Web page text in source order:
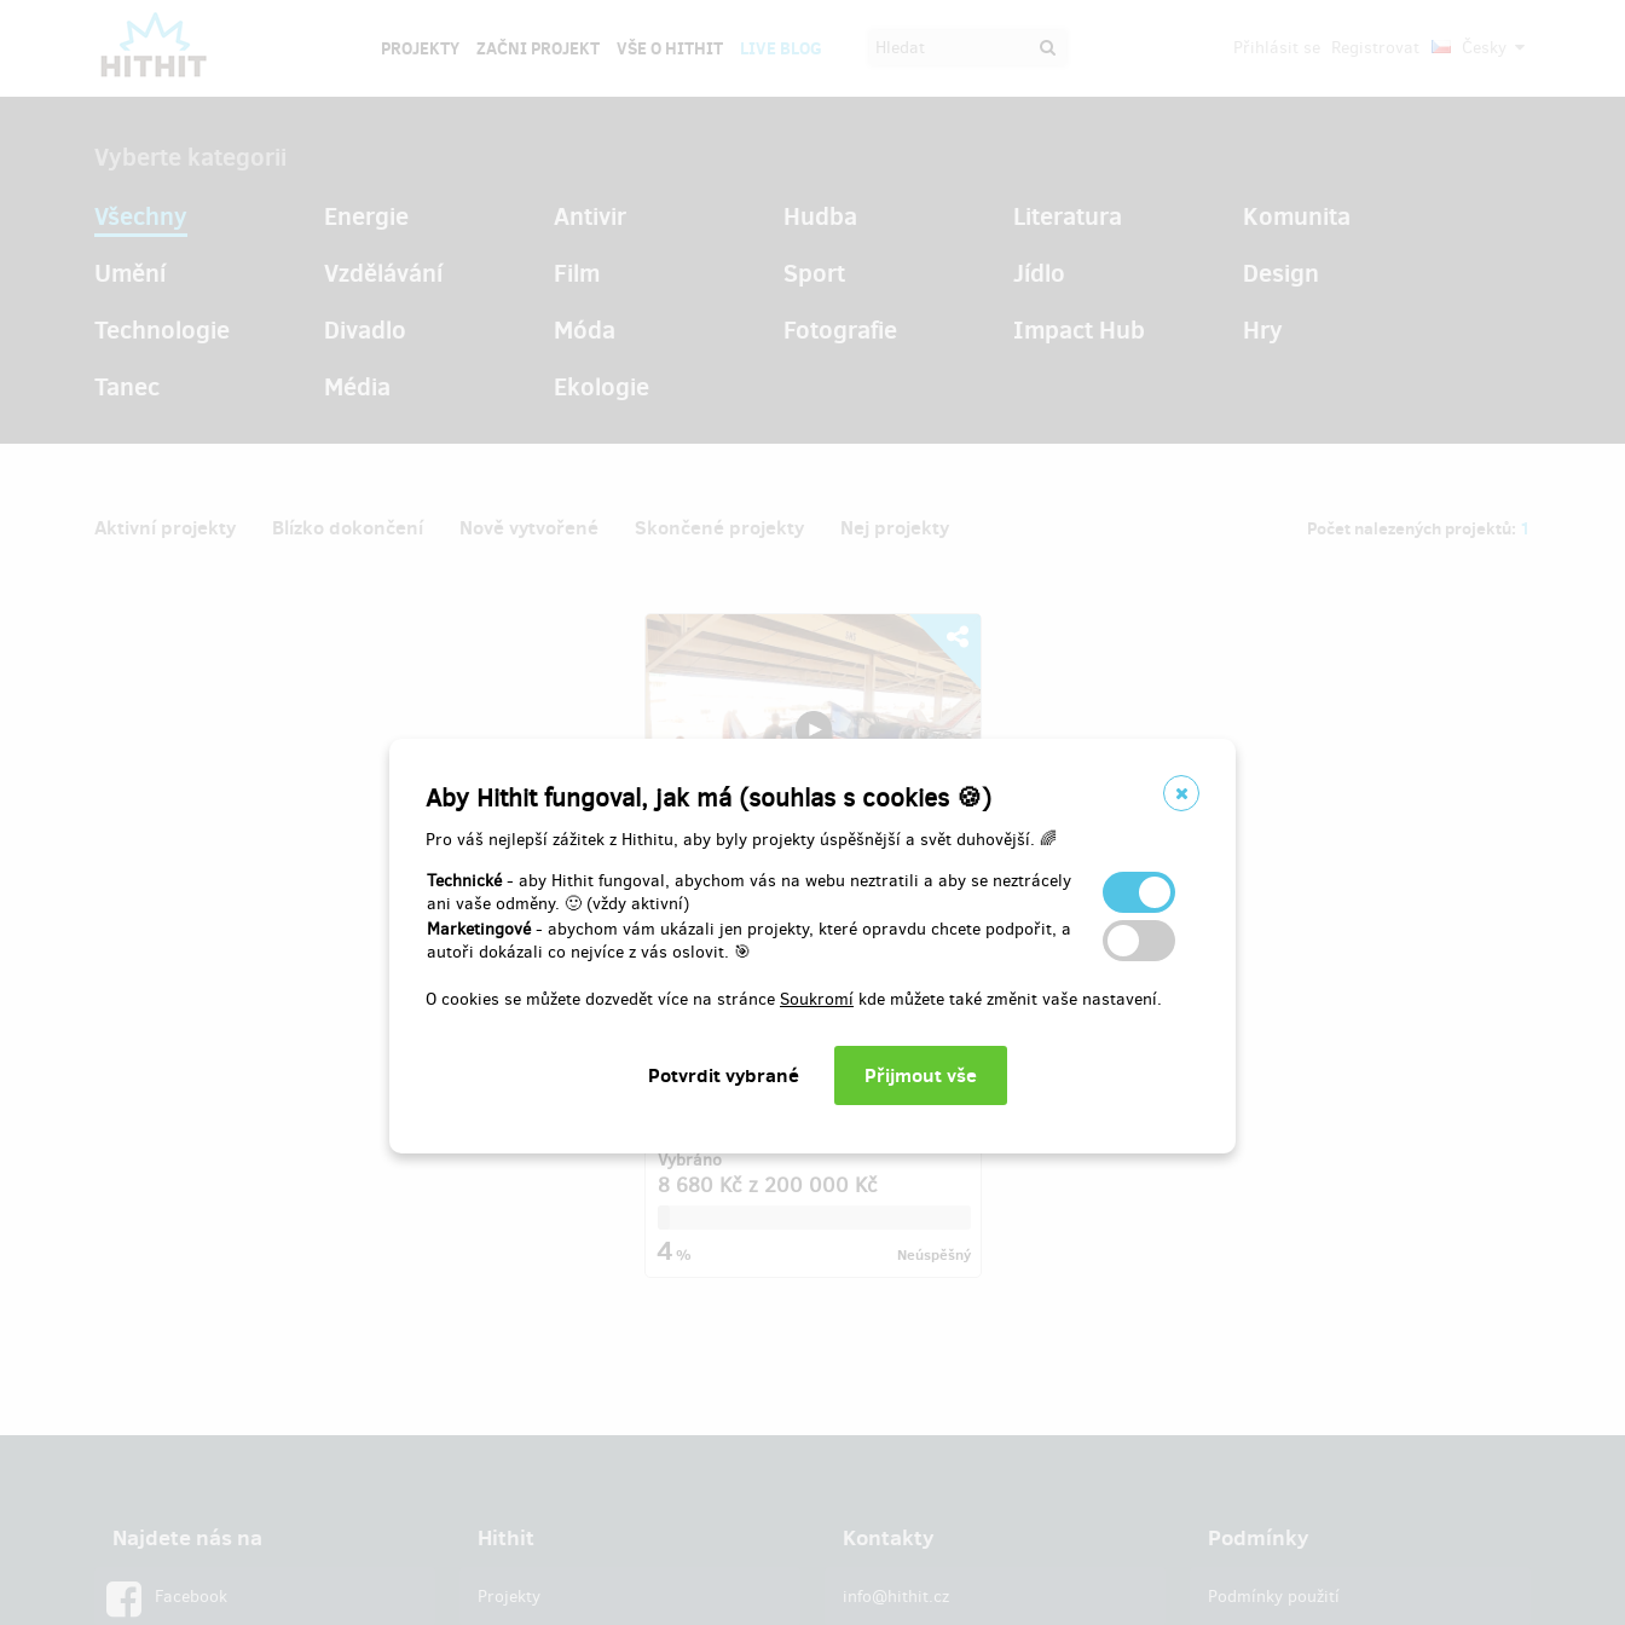
Aby Hithit fungoval, jak má (souhlas s cookies 🍪)
Pro váš nejlepší zážitek z Hithitu, aby byly projekty úspěšnější a svět duhovější. 🌈
Technické- aby Hithit fungoval, abychom vás na webu neztratili a aby se neztrácely
ani vaše odměny. 🙂 (vždy aktivní)
Marketingové- abychom vám ukázali jen projekty, které opravdu chcete podpořit, a
autoři dokázali co nejvíce z vás oslovit. 🎯
O cookies se můžete dozvedět více na stránce Soukromí kde můžete také změnit vaše nastavení.
PROJEKTY ZAČNI PROJEKT VŠE O HITHIT LIVE BLOG
Všechny
Energie Antivir Hudba Literatura
Komunita
Umění
Vzdělávání Film Sport Jídlo
Design
Technologie
Divadlo Móda Fotografie Impact Hub
Hry
Tanec
Média Ekologie
Aktivní projekty Blízko dokončení Nově vytvořené Skončené projekty Nej projekty Počet nalezených projektů: 1
Crazy High - pomozte vytvořit
jedinečný dokument
Autor:Jan Koldušek
jak si dva šílenci koupili v USA letadlo a
dvou mladých pilotů snažící se o téměř
nemožné.
Vybráno
8 680 Kčz 200 000 Kč
4% Neúspěšný
Najdete nás na
Facebook
Hithit
Projekty
Kontakty
info@hithit.cz
Podmínky
Podmínky použití